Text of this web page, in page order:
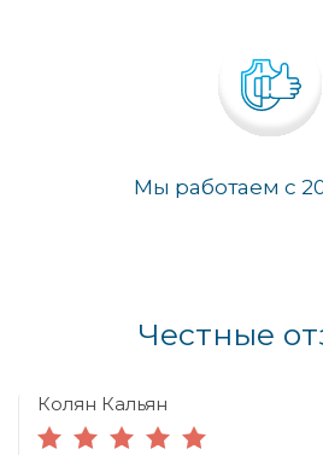
Мы работаем с
Честные
Колян Кальян